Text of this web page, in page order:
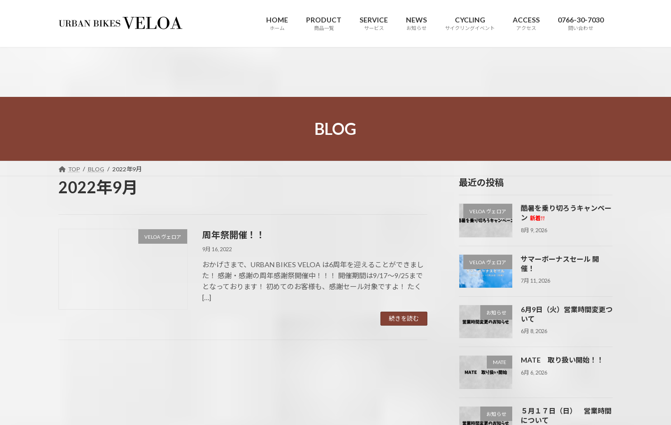
HOME
ホーム
PRODUCT
商品一覧
SERVICE
サービス
NEWS
お知らせ
CYCLING
サイクリングイベント
ACCESS
アクセス
0766-30-7030
問い合わせ
BLOG
TOP BLOG 2022年9月
2022年9月
VELOA ヴェロア 周年祭開催！！
9月 16, 2022
おかげさまで、URBAN BIKES VELOA は6周年を迎えることができまし
た！ 感謝・感謝の周年感謝祭開催中！！！ 開催期間は9/17～9/25まで
となっております！ 初めてのお客様も、感謝セール対象ですよ！ たく
[…]
続きを読む
最近の投稿
VELOA ヴェロア
酷暑を乗り切ろうキャンペー
ン 新着!!
8月 9, 2026
VELOA ヴェロア
サマーボーナスセール 開
催！
7月 11, 2026
お知らせ
6月9日（火）営業時間変更つ
いて
6月 8, 2026
MATE MATE 取り扱い開始！！
6月 6, 2026
お知らせ
５月１７日（日） 営業時間
について